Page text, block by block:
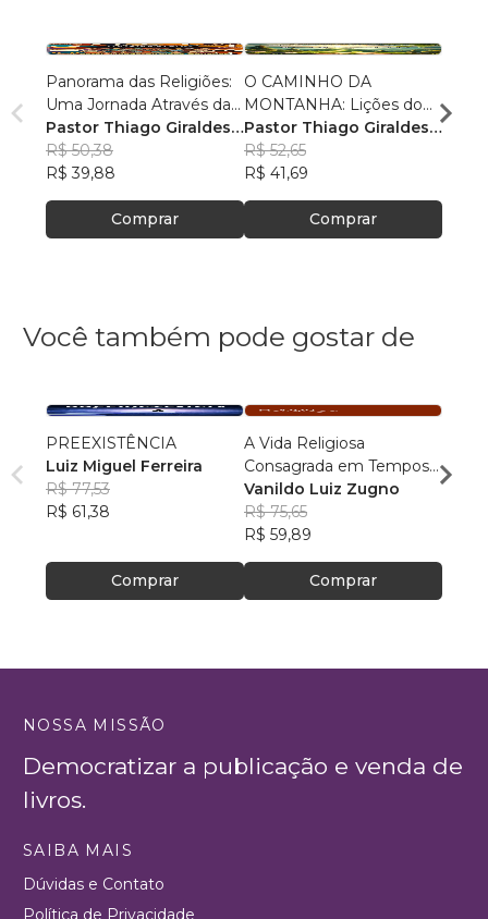
Panorama das Religiões:
Uma Jornada Através da
Diversidade Espiritual
Pastor Thiago Giraldes
Sanchez
R$ 50,38
R$ 39,88
Comprar
O CAMINHO DA
MONTANHA: Lições do
Sermão de Jesus
Pastor Thiago Giraldes
Sanchez
R$ 52,65
R$ 41,69
Comprar
O
no
Você também pode gostar de
PREEXISTÊNCIA
Luiz Miguel Ferreira
R$ 77,53
R$ 61,38
Comprar
A Vida Religiosa
Consagrada em Tempos
de Papa Francisco
Vanildo Luiz Zugno
R$ 75,65
R$ 59,89
Comprar
NOSSA MISSÃO
Democratizar a publicação e venda de
livros.
SAIBA MAIS
Dúvidas e Contato
Política de Privacidade